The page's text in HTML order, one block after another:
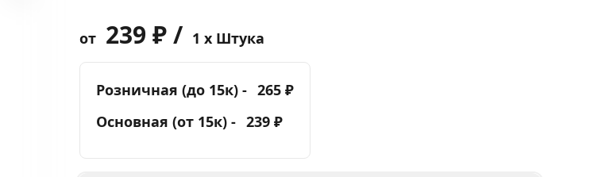
от 239 ₽ / 1 x Штука
Розничная (до 15к) - 265 ₽
Основная (от 15к) - 239 ₽